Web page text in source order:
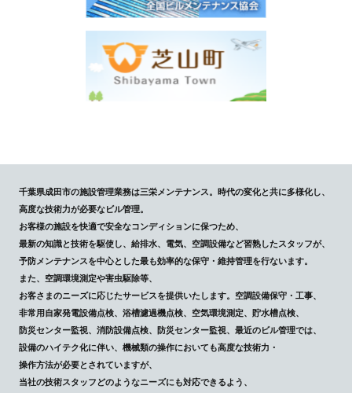
千葉県成田市の施設管理業務は三栄メンテナンス。時代の変化と共に多様化し、
高度な技術力が必要なビル管理。
お客様の施設を快適で安全なコンディションに保つため、
最新の知識と技術を駆使し、給排水、電気、空調設備など習熟したスタッフが、
予防メンテナンスを中心とした最も効率的な保守・維持管理を行ないます。
また、空調環境測定や害虫駆除等、
お客さまのニーズに応じたサービスを提供いたします。空調設備保守・工事、
非常用自家発電設備点検、浴槽濾過機点検、空気環境測定、貯水槽点検、
防災センター監視、消防設備点検、防災センター監視、最近のビル管理では、
設備のハイテク化に伴い、機械類の操作においても高度な技術力・
操作方法が必要とされていますが、
当社の技術スタッフどのようなニーズにも対応できるよう、